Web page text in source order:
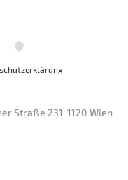
Straße 231, 1120 Wien